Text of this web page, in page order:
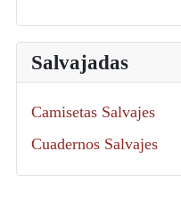
Salvajadas
Camisetas Salvajes
Cuadernos Salvajes